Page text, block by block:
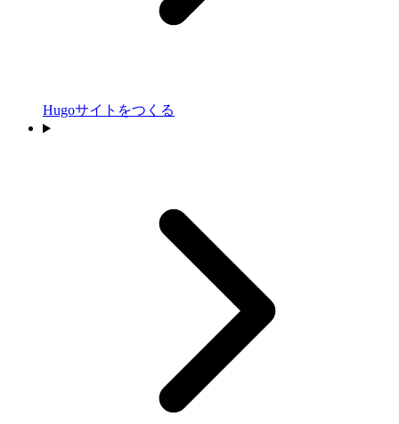
Hugoサイトをつくる